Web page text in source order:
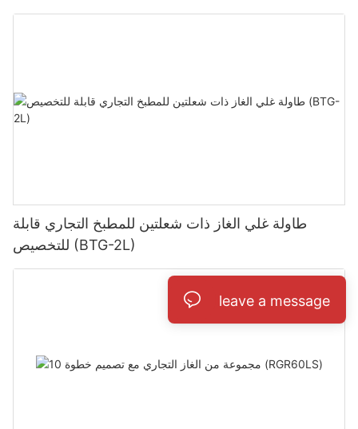
9200 واط (NRC-457)
طاولة غلي الغاز ذات شعلتين للمطبخ التجاري قابلة
للتخصيص (BTG-2L)
leave a message